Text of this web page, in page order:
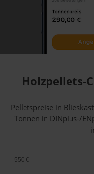
Holzpellets-
Pelletspreise in
Tonnen in DINplus-/
550 €